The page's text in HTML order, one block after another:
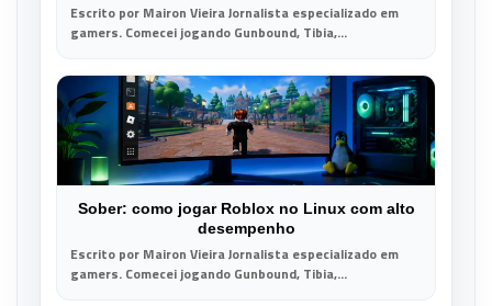
Escrito por Mairon Vieira Jornalista especializado em
gamers. Comecei jogando Gunbound, Tibia,...
Sober: como jogar Roblox no Linux com alto
desempenho
Escrito por Mairon Vieira Jornalista especializado em
gamers. Comecei jogando Gunbound, Tibia,...